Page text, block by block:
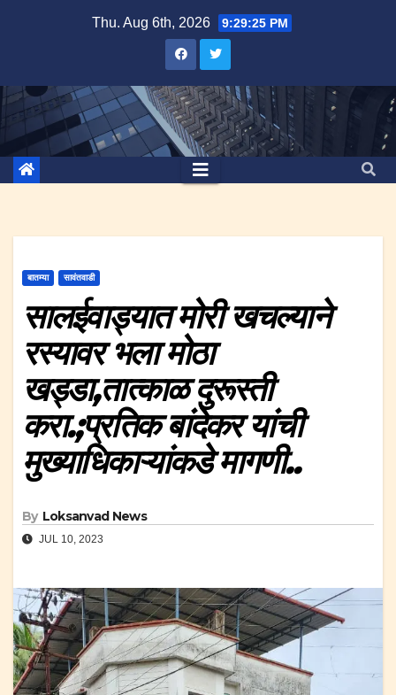
Thu. Aug 6th, 2026 9:29:26 PM
बातम्या सावंतवाडी
सालईवाड्यात मोरी खचल्याने
रस्यावर भला मोठा
खड्डा,तात्काळ दुरूस्ती
करा.;प्रतिक बांदेकर यांची
मुख्याधिकाऱ्यांकडे मागणी..
By Loksanvad News
JUL 10, 2023